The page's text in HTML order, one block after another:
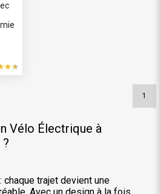
1
Vélo Électrique à
trajet devient une